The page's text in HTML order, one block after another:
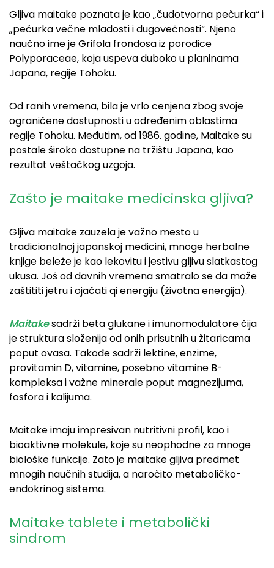
Gljiva maitake poznata je kao „čudotvorna pečurka“ i
„pečurka večne mladosti i dugovečnosti“. Njeno
naučno ime je Grifola frondosa iz porodice
Polyporaceae, koja uspeva duboko u planinama
Japana, regije Tohoku.
Od ranih vremena, bila je vrlo cenjena zbog svoje
ograničene dostupnosti u određenim oblastima
regije Tohoku. Međutim, od 1986. godine, Maitake su
postale široko dostupne na tržištu Japana, kao
rezultat veštačkog uzgoja.
Zašto je maitake medicinska gljiva?
Gljiva maitake zauzela je važno mesto u
tradicionalnoj japanskoj medicini, mnoge herbalne
knjige beleže je kao lekovitu i jestivu gljivu slatkastog
ukusa. Još od davnih vremena smatralo se da može
zaštititi jetru i ojačati qi energiju (životna energija).
Maitakesadrži beta glukane i imunomodulatore čija
je struktura složenija od onih prisutnih u žitaricama
poput ovasa. Takođe sadrži lektine, enzime,
provitamin D, vitamine, posebno vitamine B-
kompleksa i važne minerale poput magnezijuma,
fosfora i kalijuma.
Maitake imaju impresivan nutritivni profil, kao i
bioaktivne molekule, koje su neophodne za mnoge
biološke funkcije. Zato je maitake gljiva predmet
mnogih naučnih studija, a naročito metaboličko-
endokrinog sistema.
Maitake tablete i metabolički
sindrom